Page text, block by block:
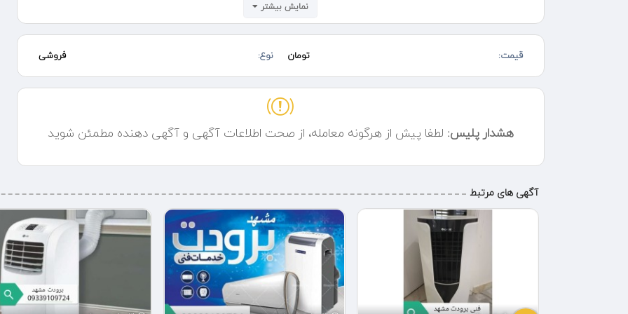
پکیج . ایران رادیاتور و بوتان . تاچی و لورچ . مرکوری و فرولی باکسی و بوش . اریستون و ایساتیس گلد ایران . حتی برندهای چینی و
گم نامی که تعمیر کار ندارند جا تعمیر و نصب شیرالات خارجی و والهنگ تعمیرات و اجرای موتورخانه و پمپ ساختمان رفع صداهای
به جای پکیج لوله کشی سرد و گرم و شوفاژ در کمتر از ۲۰ دقیه در خدمت شما عزیزان هستیم
رفع ارور برد
با خیال راحت مشتری همیشه گی ما باشید
با ما به حرفه ای ها بپیوندید
نمایش بیشتر
قیمت: تومان نوع: فروشی
هشدار پلیس: لطفا پیش از هرگونه معامله، از صحت اطلاعات آگهی و آگهی دهنده مطمئن شوید
آگهی های مرتبط